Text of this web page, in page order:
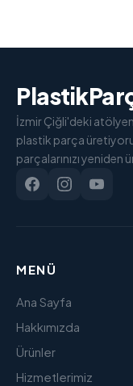
İzmir Çiğli'deki
plastik parça
parçalarınızı yeniden
MENÜ
Ana Sayfa
Hakkımızda
Ürünler
Hizmetlerimiz